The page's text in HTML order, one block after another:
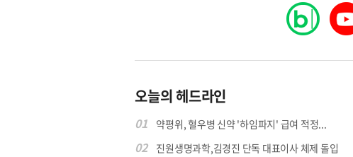
오늘의 헤드라인
01 약평위, 혈우병 신약 '하임파지' 급여 적정...
02 진원생명과학,김경진 단독 대표이사 체제 돌입